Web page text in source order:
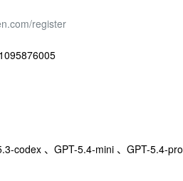
register
codex 、GPT-5.4-mini 、GPT-5.4-pro